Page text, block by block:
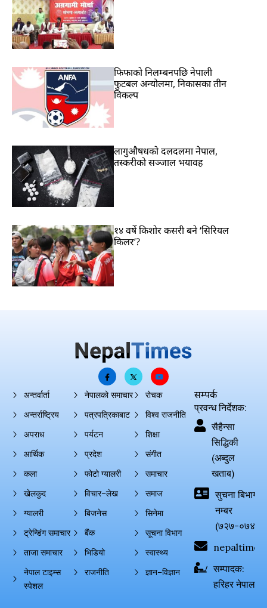
फिफाको निलम्बनपछि नेपाली
फुटबल अन्योलमा, निकासका तीन
विकल्प
लागुऔषधको दलदलमा नेपाल,
तस्करीको सञ्जाल भयावह
१४ वर्षे किशोर कसरी बने ‘सिरियल
किलर’?
अन्तर्वार्ता
अन्तर्राष्ट्रिय
अपराध
आर्थिक
कला
खेलकुद
ग्यालरी
ट्रेन्डिंग समाचार
ताजा समाचार
नेपाल टाइम्स
स्पेशल
नेपालको समाचार
पत्रपत्रिकाबाट
पर्यटन
प्रदेश
फोटो ग्यालरी
विचार–लेख
बिजनेस
बैंक
भिडियो
राजनीति
रोचक
विश्व राजनीति
शिक्षा
संगीत
समाचार
समाज
सिनेमा
सूचना विभाग
स्वास्थ्य
ज्ञान–विज्ञान
सम्पर्क
प्रवन्ध निर्देशक:
सैहैन्सा
सिद्धिकी
(अब्दुल
खताब)
सुचना बिभाग
नम्बर
(७२७-०७४-
सम्पादक:
हरिहर नेपाल